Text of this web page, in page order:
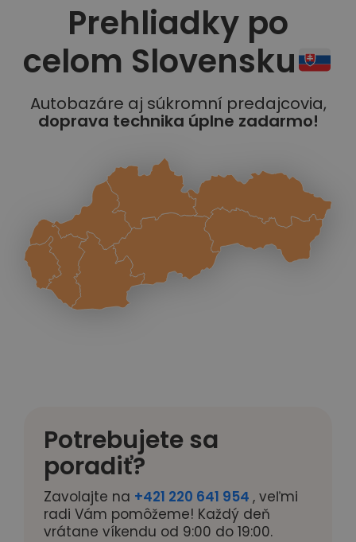
Prehliadky po
celom Slovensku
Autobazáre aj súkromní predajcovia,
doprava technika úplne zadarmo!
Potrebujete sa
poradiť?
Zavolajte na +421 220 641 954 , veľmi
radi Vám pomôžeme! Každý deň
vrátane víkendu od 9:00 do 19:00.